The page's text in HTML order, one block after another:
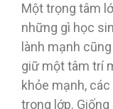
Một trọng tâm
những gì học
lành mạnh
giữ một tâm trí
khỏe mạnh,
trong lớp.